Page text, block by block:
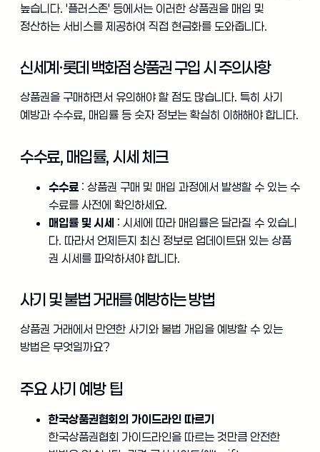
높습니다. '플러스존' 등에서는 이러한 상품권을 매입 및
정산하는 서비스를 제공하여 직접 현금화를 도와줍니다.
신세계·롯데 백화점 상품권 구입 시 주의사항
상품권을 구매하면서 유의해야 할 점도 많습니다. 특히 사기
예방과 수수료, 매입률 등 숫자 정보는 확실히 이해해야 합니다.
수수료, 매입률, 시세 체크
수수료 : 상품권 구매 및 매입 과정에서 발생할 수 있는 수
수료를 사전에 확인하세요.
매입률 및 시세 : 시세에 따라 매입률은 달라질 수 있습니
다. 따라서 언제든지 최신 정보로 업데이트돼 있는 상품
권 시세를 파악하셔야 합니다.
사기 및 불법 거래를 예방하는 방법
상품권 거래에서 만연한 사기와 불법 개입을 예방할 수 있는
방법은 무엇일까요?
주요 사기 예방 팁
한국상품권협회의 가이드라인 따르기
한국상품권협회 가이드라인을 따르는 것만큼 안전한